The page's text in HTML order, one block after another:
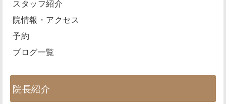
スタッフ紹介
院情報・アクセス
予約
ブログ一覧
院長紹介